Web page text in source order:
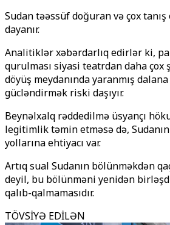
Sudan təəssüf doğuran və çox tanış
dayanır.
Analitiklər xəbərdarlıq edirlər ki,
qurulması siyasi teatrdan daha çox
döyüş meydanında yaranmış
gücləndirmək riski daşıyır.
Beynəlxalq rəddedilmə üsyançı
legitimlik təmin etməsə də,
yollarına ehtiyacı var.
Artıq sual Sudanın bölünməkdən
deyil, bu bölünməni yenidən
qalıb-qalmamasıdır.
TÖVSİYƏ EDİLƏN